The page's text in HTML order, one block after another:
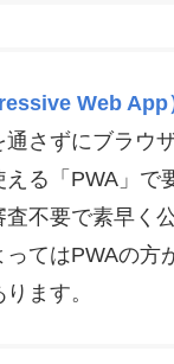
Web App
通さずにブラウ
える「PWA」で
不要で素早く
てはPWAの方
ます。